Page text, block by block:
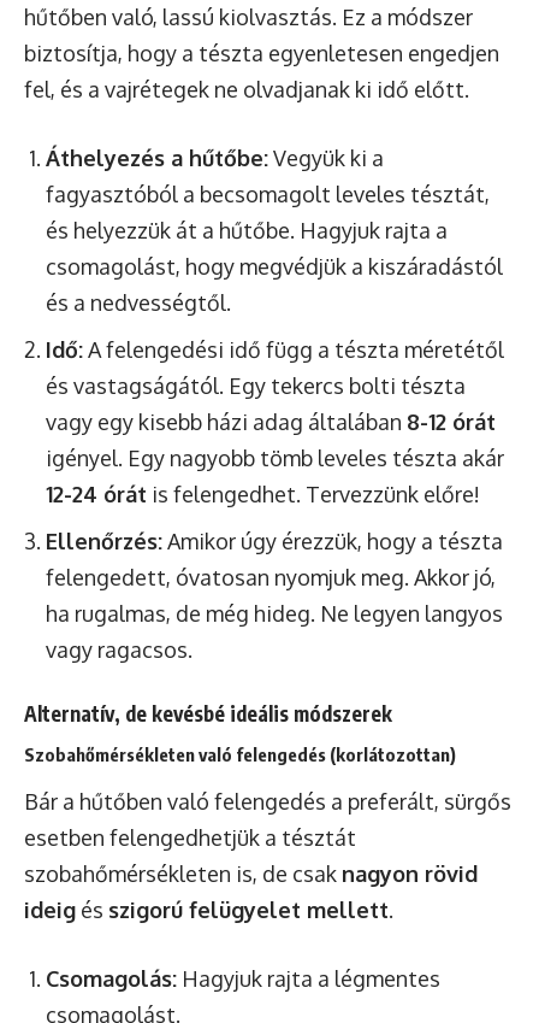
hűtőben való, lassú kiolvasztás. Ez a módszer
biztosítja, hogy a tészta egyenletesen engedjen
fel, és a vajrétegek ne olvadjanak ki idő előtt.
Áthelyezés a hűtőbe:Vegyük ki a
fagyasztóból a becsomagolt leveles tésztát,
és helyezzük át a hűtőbe. Hagyjuk rajta a
csomagolást, hogy megvédjük a kiszáradástól
és a nedvességtől.
Idő:A felengedési idő függ a tészta méretétől
és vastagságától. Egy tekercs bolti tészta
vagy egy kisebb házi adag általában 8-12 órát
igényel. Egy nagyobb tömb leveles tészta akár
12-24 órát is felengedhet. Tervezzünk előre!
Ellenőrzés:Amikor úgy érezzük, hogy a tészta
felengedett, óvatosan nyomjuk meg. Akkor jó,
ha rugalmas, de még hideg. Ne legyen langyos
vagy ragacsos.
Alternatív, de kevésbé ideális módszerek
Szobahőmérsékleten való felengedés (korlátozottan)
Bár a hűtőben való felengedés a preferált, sürgős
esetben felengedhetjük a tésztát
szobahőmérsékleten is, de csak nagyon rövid
ideig és szigorú felügyelet mellett.
Csomagolás: Hagyjuk rajta a légmentes
csomagolást.